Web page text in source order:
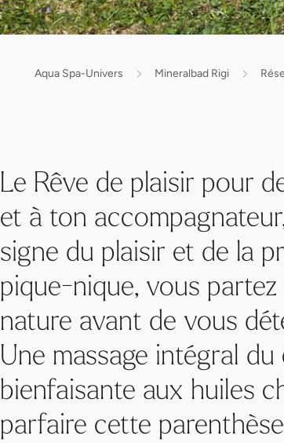
Aqua Spa-Univers Mineralbad Rigi
Le Rêve de plaisir pour
et à ton
signe du plaisir et de la
pique-nique, vous
nature avant de vous
Une massage intégral
bienfaisante aux huiles
parfaire cette